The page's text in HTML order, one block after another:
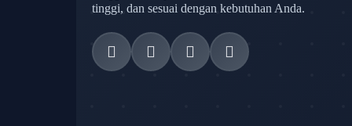
tinggi, dan sesuai dengan kebutuhan Anda.